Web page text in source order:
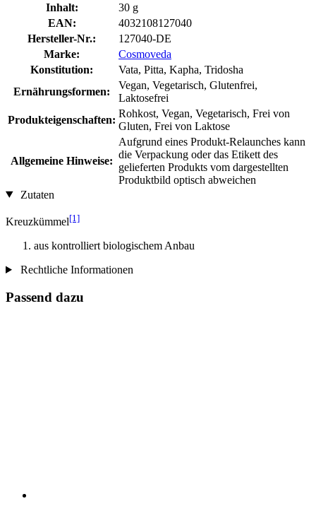
Inhalt:
30 g
EAN:
4032108127040
Hersteller-Nr.:
127040-DE
Marke:
Cosmoveda
Konstitution:
Vata, Pitta, Kapha, Tridosha
Ernährungsformen:
Vegan, Vegetarisch, Glutenfrei,
Laktosefrei
Produkteigenschaften:
Rohkost, Vegan, Vegetarisch, Frei von
Gluten, Frei von Laktose
Allgemeine Hinweise:
Aufgrund eines Produkt-Relaunches kann
die Verpackung oder das Etikett des
gelieferten Produkts vom dargestellten
Produktbild optisch abweichen
Zutaten
Kreuzkümmel[1]
aus kontrolliert biologischem Anbau
Rechtliche Informationen
Passend dazu